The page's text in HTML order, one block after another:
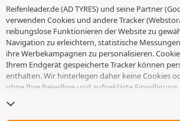
Reifenleader.de (AD TYRES) und seine Partner
verwenden Cookies und andere Tracker
reibungslose Funktionieren der Website zu
Navigation zu erleichtern, statistische
ihre Werbekampagnen zu personalisieren.
Ihrem Endgerät gespeicherte Tracker können
enthalten. Wir hinterlegen daher keine Cookies
ohne Ihre freiwillige und aufgeklärte
Auswahl für einen Zeitraum von 6 Monaten. Sie